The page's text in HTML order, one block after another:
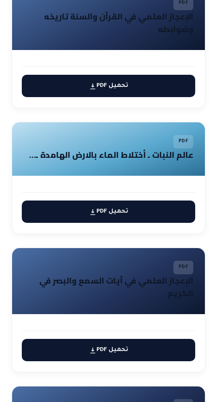
PDF
الإعجاز العلمي في القرآن والسنة تاريخه
وضوابطه
تحميل PDF
PDF
عالم النبات ـ أختلاط الماء بالارض الهامدة ـ…
تحميل PDF
PDF
الإعجاز العلمي في آيات السمع والبصر في
الكريم
تحميل PDF